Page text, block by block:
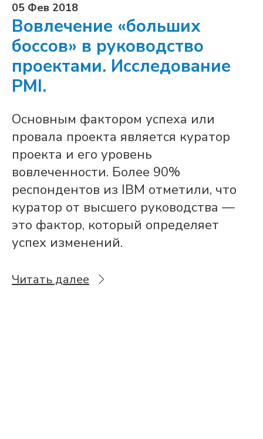
05 Фев 2018
Вовлечение «больших
боссов» в руководство
проектами. Исследование
PMI.
Основным фактором успеха или
провала проекта является куратор
проекта и его уровень
вовлеченности. Более 90%
респондентов из IBM отметили, что
куратор от высшего руководства —
это фактор, который определяет
успех изменений.
Читать далее